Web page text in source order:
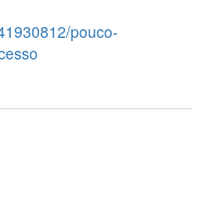
pouco-